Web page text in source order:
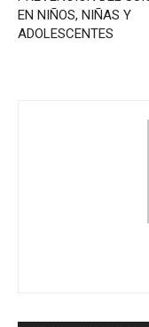
EN NIÑOS, NIÑAS Y
ADOLESCENTES